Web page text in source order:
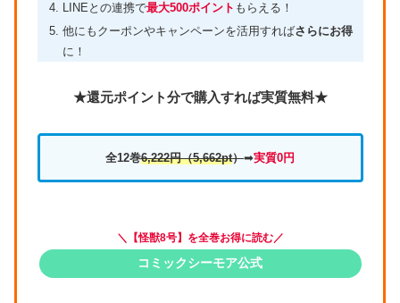
LINEとの連携で最大500ポイント もらえる！
他にもクーポンやキャンペーンを活用すればさらにお得
に！
★還元ポイント分で購入すれば実質無料★
全12巻6,222円（5,662pt）➡実質0円
＼【怪獣8号】を全巻お得に読む／
コミックシーモア公式